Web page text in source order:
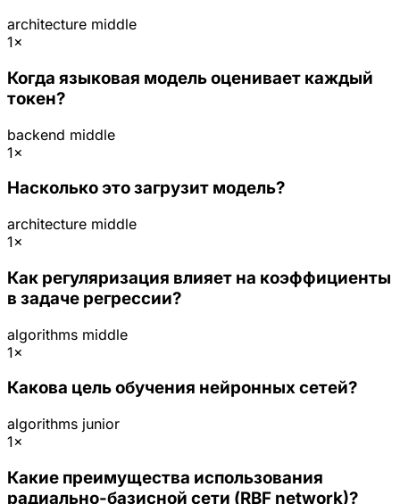
architecture middle
1×
Когда языковая модель оценивает каждый
токен?
backend middle
1×
Насколько это загрузит модель?
architecture middle
1×
Как регуляризация влияет на коэффициенты
в задаче регрессии?
algorithms middle
1×
Какова цель обучения нейронных сетей?
algorithms junior
1×
Какие преимущества использования
радиально-базисной сети (RBF network)?